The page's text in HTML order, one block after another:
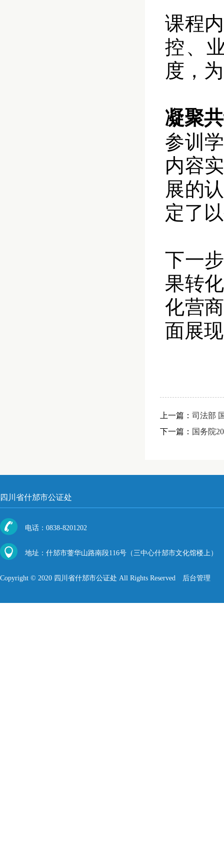
课程
控、
度，
凝聚
参训
内容
展的
定了
下一
果转
化营
面展
上一篇： 司法部
下一篇： 国务院
四川省什邡市公证处
电话：0838-8201202
地址：什邡市蓥华山路南段116号（三中心什邡市文化馆楼上）
Copyright © 2020 四川省什邡市公证处 All Rights Reserved 后台管理